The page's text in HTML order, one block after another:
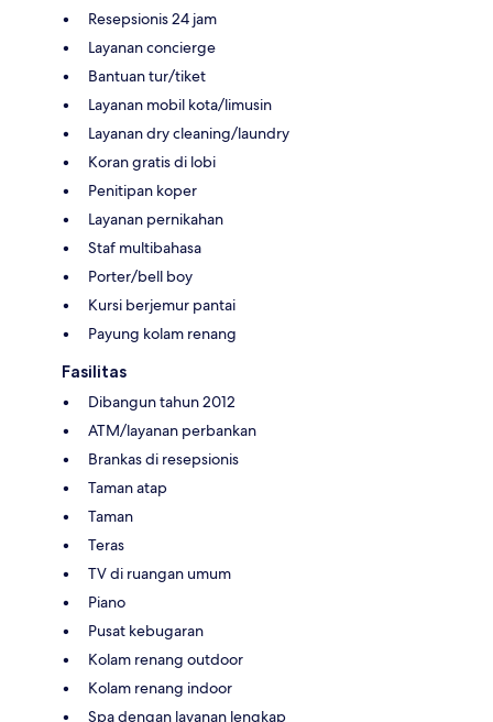
Resepsionis 24 jam
Layanan concierge
Bantuan tur/tiket
Layanan mobil kota/limusin
Layanan dry cleaning/laundry
Koran gratis di lobi
Penitipan koper
Layanan pernikahan
Staf multibahasa
Porter/bell boy
Kursi berjemur pantai
Payung kolam renang
Fasilitas
Dibangun tahun 2012
ATM/layanan perbankan
Brankas di resepsionis
Taman atap
Taman
Teras
TV di ruangan umum
Piano
Pusat kebugaran
Kolam renang outdoor
Kolam renang indoor
Spa dengan layanan lengkap